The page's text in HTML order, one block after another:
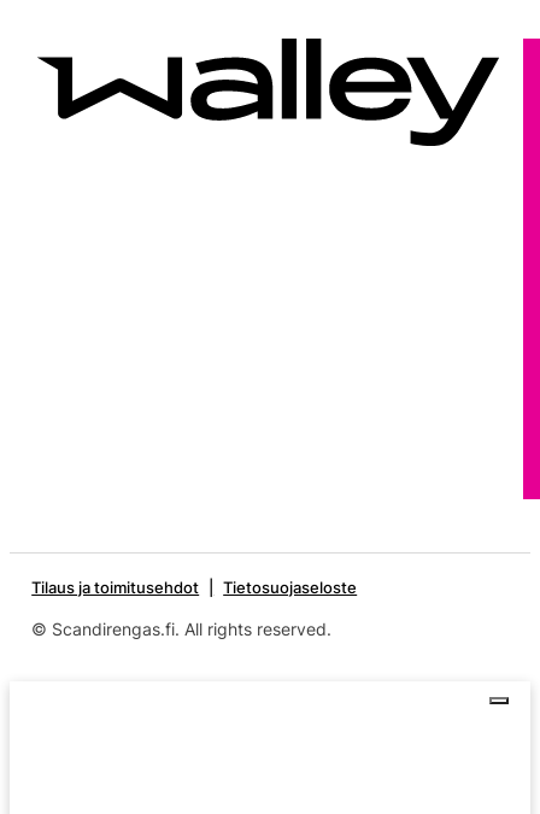
Tilaus ja toimitusehdot Tietosuojaseloste
© Scandirengas.fi. All rights reserved.